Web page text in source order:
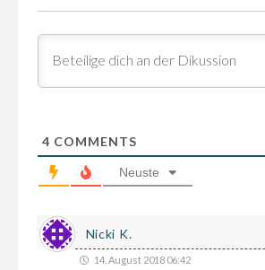
4 COMMENTS
Neuste
Nicki K.
14. August 2018 06:42